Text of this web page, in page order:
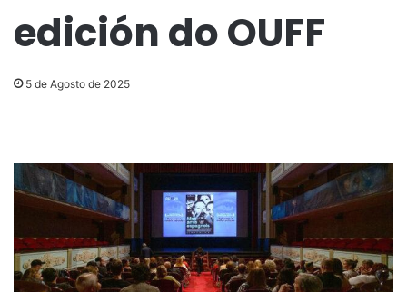
edición do OUFF
5 de Agosto de 2025